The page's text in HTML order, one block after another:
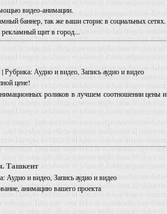
видео-анимации.
баннер, так же ваши сторис в социальных сетях.
щит в город...
Аудио и видео, Запись аудио и видео
цене!
роликов в лучшем соотношении цены и
Ташкент
Аудио и видео, Запись аудио и видео
анимацию вашего проекта